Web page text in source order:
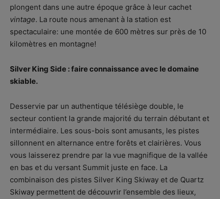
plongent dans une autre époque grâce à leur cachet
vintage. La route nous amenant à la station est
spectaculaire: une montée de 600 mètres sur près de 10
kilomètres en montagne!
Silver King Side : faire connaissance avec le domaine
skiable.
Desservie par un authentique télésiège double, le
secteur contient la grande majorité du terrain débutant et
intermédiaire. Les sous-bois sont amusants, les pistes
sillonnent en alternance entre forêts et clairières. Vous
vous laisserez prendre par la vue magnifique de la vallée
en bas et du versant Summit juste en face. La
combinaison des pistes Silver King Skiway et de Quartz
Skiway permettent de découvrir l’ensemble des lieux,